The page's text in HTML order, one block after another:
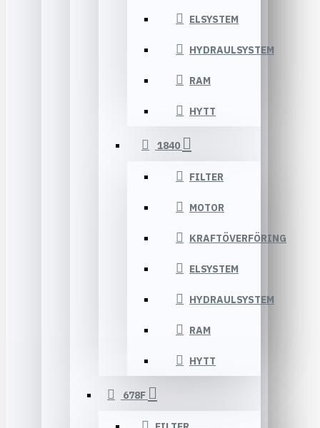
ELSYSTEM
HYDRAULSYSTEM
RAM
HYTT
1840
FILTER
MOTOR
KRAFTÖVERFÖRING
ELSYSTEM
HYDRAULSYSTEM
RAM
HYTT
678F